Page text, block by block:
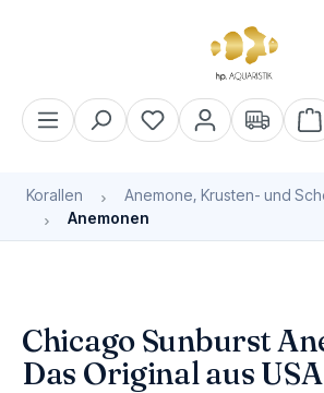
Korallen
Anemone, Krusten- und
Anemonen
Chicago Sunburst
Das Original aus USA